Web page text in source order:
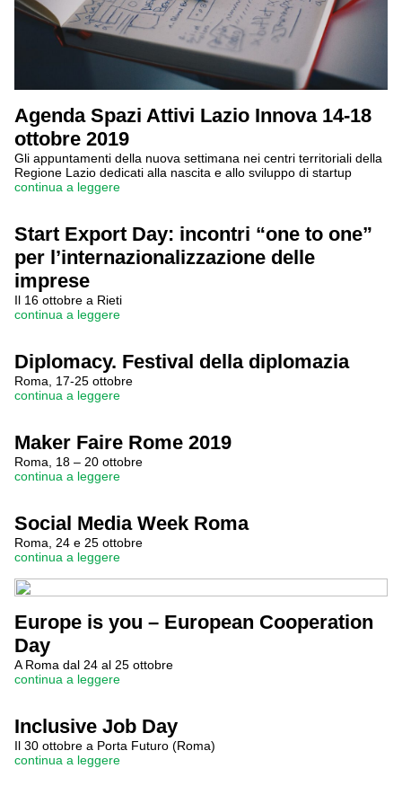
Agenda Spazi Attivi Lazio Innova 14-18
ottobre 2019
Gli appuntamenti della nuova settimana nei centri territoriali della
Regione Lazio dedicati alla nascita e allo sviluppo di startup
continua a leggere
Start Export Day: incontri “one to one”
per l’internazionalizzazione delle
imprese
Il 16 ottobre a Rieti
continua a leggere
Diplomacy. Festival della diplomazia
Roma, 17-25 ottobre
continua a leggere
Maker Faire Rome 2019
Roma, 18 – 20 ottobre
continua a leggere
Social Media Week Roma
Roma, 24 e 25 ottobre
continua a leggere
Europe is you – European Cooperation
Day
A Roma dal 24 al 25 ottobre
continua a leggere
Inclusive Job Day
Il 30 ottobre a Porta Futuro (Roma)
continua a leggere